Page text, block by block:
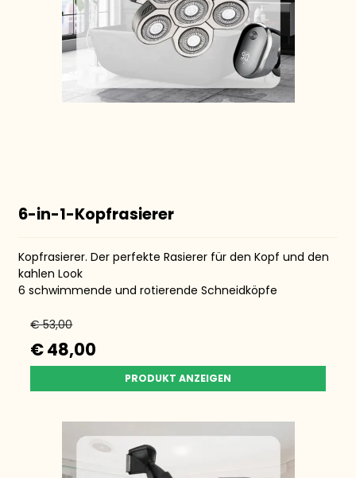
6-in-1-Kopfrasierer
Kopfrasierer. Der perfekte Rasierer für den Kopf und den
kahlen Look
6 schwimmende und rotierende Schneidköpfe
€ 53,00
€ 48,00
PRODUKT ANZEIGEN